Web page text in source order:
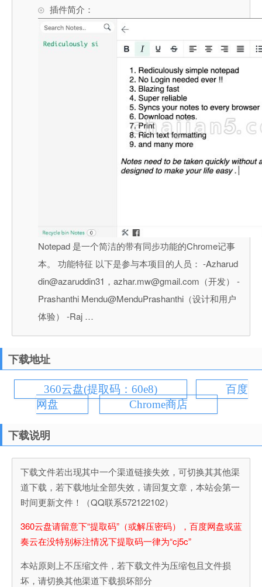
插件简介：
Notepad 是一个简洁的带有同步功能的Chrome记事
本。 功能特征 以下是参与本项目的人员： -Azharud
din@azaruddin31，azhar.mw@gmail.com（开发） -
Prashanthi Mendu@MenduPrashanthi（设计和用户
体验） -Raj …
下载地址
360云盘(提取码：60e8)
百度
网盘
Chrome商店
下载说明
下载文件若出现其中一个渠道链接失效，可切换其其他渠
道下载，若下载地址全部失效，请回复文章，本站会第一
时间更新文件！（QQ联系572122102）
360云盘请留意下“提取码”（或解压密码），百度网盘或蓝
奏云在没特别标注情况下提取码一律为“cj5c”
本站原则上不压缩文件，若下载文件为压缩包且文件损
坏，请切换其他渠道下载损坏部分